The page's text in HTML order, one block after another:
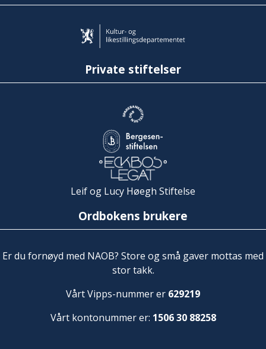
Private stiftelser
Leif og Lucy Høegh Stiftelse
Ordbokens brukere
Er du fornøyd med NAOB? Store og små gaver mottas med
stor takk.
Vårt Vipps-nummer er 629219
Vårt kontonummer er: 1506 30 88258